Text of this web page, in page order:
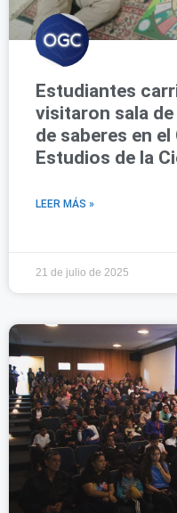
Estudiantes
visitaron sala
de saberes en
Estudios de la
LEER MÁS »
21 de julio de 2025